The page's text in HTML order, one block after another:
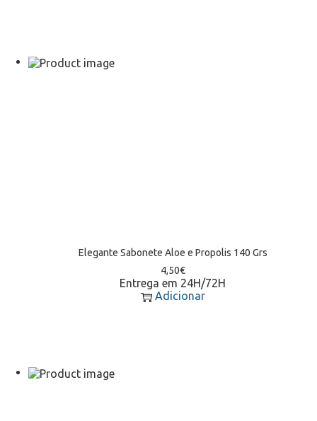
Elegante Sabonete Aloe e Propolis 140 Grs
4,50€
Entrega em 24H/72H
Adicionar